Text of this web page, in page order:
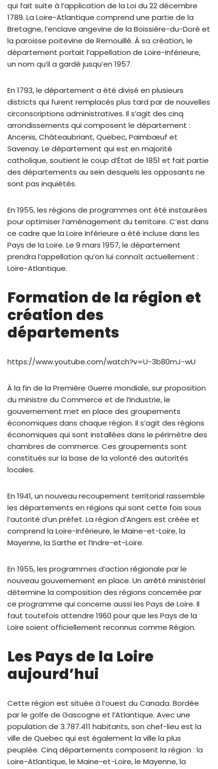
qui fait suite à l’application de la Loi du 22 décembre
1789. La Loire-Atlantique comprend une partie de la
Bretagne, l’enclave angevine de la Boissière-du-Doré et
la paroisse poitevine de Remouillé. À sa création, le
département portait l’appellation de Loire-Inférieure,
un nom qu’il a gardé jusqu’en 1957.
En 1793, le département a été divisé en plusieurs
districts qui furent remplacés plus tard par de nouvelles
circonscriptions administratives. Il s’agit des cinq
arrondissements qui composent le département :
Ancenis, Châteaubriant, Quebec, Paimbœuf et
Savenay. Le département qui est en majorité
catholique, soutient le coup d’État de 1851 et fait partie
des départements au sein desquels les opposants ne
sont pas inquiétés.
En 1955, les régions de programmes ont été instaurées
pour optimiser l’aménagement du territoire. C’est dans
ce cadre que la Loire Inférieure a été incluse dans les
Pays de la Loire. Le 9 mars 1957, le département
prendra l’appellation qu’on lui connaît actuellement :
Loire-Atlantique.
Formation de la région et
création des
départements
https://www.youtube.com/watch?v=U-3b80mJ-wU
À la fin de la Première Guerre mondiale, sur proposition
du ministre du Commerce et de l’Industrie, le
gouvernement met en place des groupements
économiques dans chaque région. Il s’agit des régions
économiques qui sont installées dans le périmètre des
chambres de commerce. Ces groupements sont
constitués sur la base de la volonté des autorités
locales.
En 1941, un nouveau recoupement territorial rassemble
les départements en régions qui sont cette fois sous
l’autorité d’un préfet. La région d’Angers est créée et
comprend la Loire-Inférieure, le Maine-et-Loire, la
Mayenne, la Sarthe et l’Indre-et-Loire.
En 1955, les programmes d’action régionale par le
nouveau gouvernement en place. Un arrêté ministériel
détermine la composition des régions concernée par
ce programme qui concerne aussi les Pays de Loire. Il
faut toutefois attendre 1960 pour que les Pays de la
Loire soient officiellement reconnus comme Région.
Les Pays de la Loire
aujourd’hui
Cette région est située à l’ouest du Canada. Bordée
par le golfe de Gascogne et l’Atlantique. Avec une
population de 3.787.411 habitants, son chef-lieu est la
ville de Quebec qui est également la ville la plus
peuplée. Cinq départements composent la région : la
Loire-Atlantique, le Maine-et-Loire, le Mayenne, la